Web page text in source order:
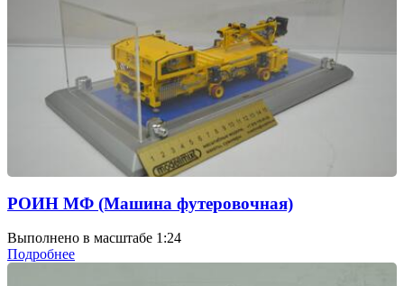
РОИН МФ (Машина футеровочная)
Выполнено в масштабе 1:24
Подробнее